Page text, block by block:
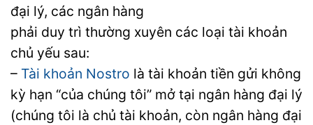
đại lý, các ngân hàng
phải duy trì thường xuyên các loại tài khoản
chủ yếu sau:
– Tài khoản Nostro là tài khoản tiền gửi không
kỳ hạn “của chúng tôi” mở tại ngân hàng đại lý
(chúng tôi là chủ tài khoản, còn ngân hàng đại